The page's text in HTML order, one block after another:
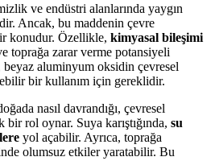
ve endüstri alanlarında yaygın
Ancak, bu maddenin çevre
konudur. Özellikle, kimyasal bileşimi
toprağa zarar verme potansiyeli
beyaz aluminyum oksidin çevresel
bir kullanım için gereklidir.
nasıl davrandığı, çevresel
rol oynar. Suya karıştığında, su
yol açabilir. Ayrıca, toprağa
olumsuz etkiler yaratabilir. Bu